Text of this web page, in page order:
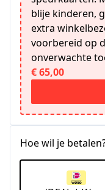
blije kinderen,
extra
voorbereid op
onverwachte
€ 65,00
Hoe wil je